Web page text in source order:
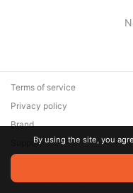
© 2026 Zaya Solutions
are the property of their
Terms of service
Privacy policy
Brand
SupportBy using the site, you